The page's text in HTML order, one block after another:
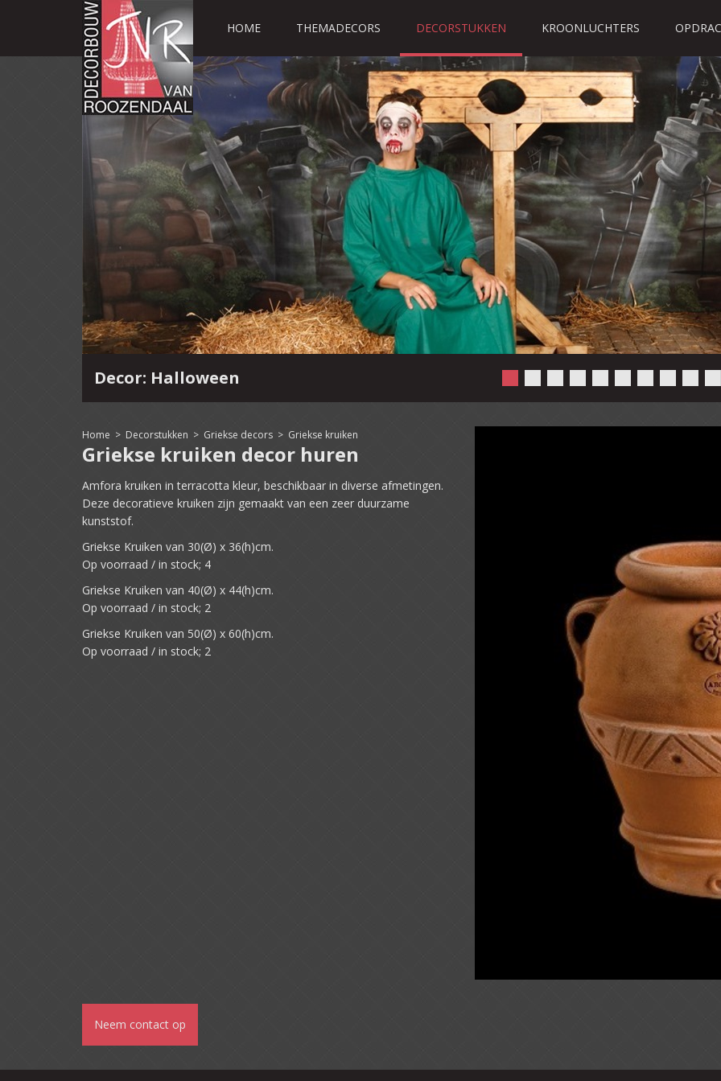
HOME THEMADECORS DECORSTUKKEN KROONLUCHTERS
Decor: Halloween
Home > Decorstukken > Griekse decors > Griekse kruiken
Griekse kruiken decor huren
Amfora kruiken in terracotta kleur, beschikbaar in diverse afmetingen.
Deze decoratieve kruiken zijn gemaakt van een zeer duurzame
kunststof.
Griekse Kruiken van 30(Ø) x 36(h)cm.
Op voorraad / in stock; 4
Griekse Kruiken van 40(Ø) x 44(h)cm.
Op voorraad / in stock; 2
Griekse Kruiken van 50(Ø) x 60(h)cm.
Op voorraad / in stock; 2
Neem contact op